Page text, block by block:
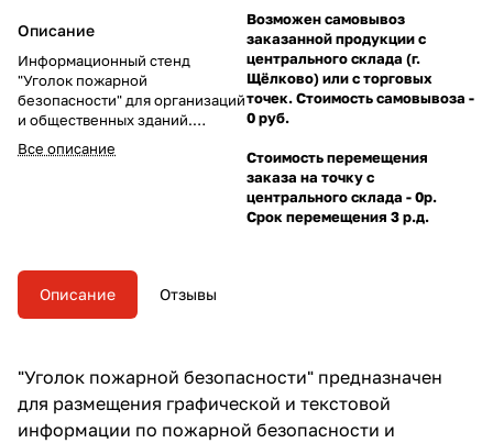
Описание
Информационный стенд
"Уголок пожарной
безопасности" для организаций
и общественных зданий.
Размер 900х600 мм, плёнка
самоклеящаяся.
Все описание
Возможен самовывоз
заказанной продукции с
центрального склада (г.
Щёлково) или с торговых
точек. Стоимость самовывоза -
0 руб.
Стоимость перемещения
заказа на точку с
центрального склада - 0р.
Срок перемещения 3 р.д.
Описание Отзывы
"Уголок пожарной безопасности" предназначен
для размещения графической и текстовой
информации по пожарной безопасности и